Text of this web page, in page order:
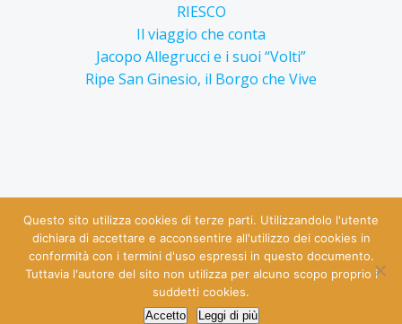
RIESCO
Il viaggio che conta
Jacopo Allegrucci e i suoi “Volti”
Ripe San Ginesio, il Borgo che Vive
© 2026 Il blog di Marco Costarelli. Created for free
using WordPress and Colibri
Questo sito utilizza cookies di terze parti. Utilizzandolo l'utente
dichiara di accettare e acconsentire all'utilizzo dei cookies in
conformità con i termini d'uso espressi in questo documento.
Tuttavia l'autore del sito non utilizza per alcuno scopo proprio i
suddetti cookies.
Accetto Leggi di più